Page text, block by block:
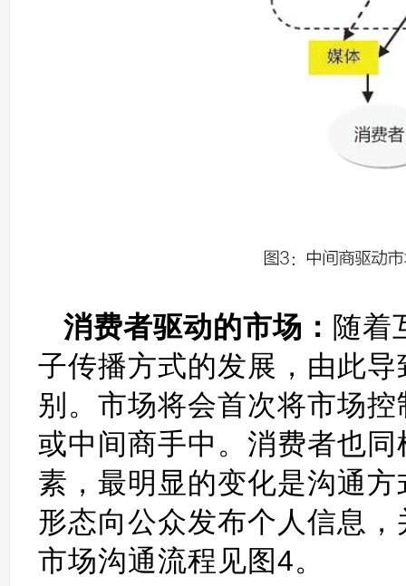
消费者驱动的市场： 随着
子传播方式的发展，由此
别。市场将会首次将市场
或中间商手中。消费者也
素，最明显的变化是沟通
形态向公众发布个人信息
市场沟通流程见图4。